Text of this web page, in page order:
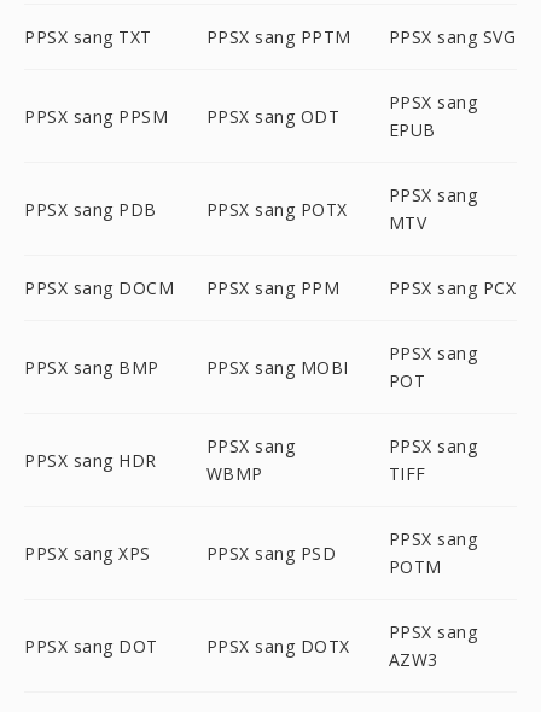
PPSX sang TXT PPSX sang PPTM PPSX sang SVG
PPSX sang PPSM PPSX sang ODT
PPSX sang
EPUB
PPSX sang PDB PPSX sang POTX
PPSX sang
MTV
PPSX sang DOCM PPSX sang PPM PPSX sang PCX
PPSX sang BMP PPSX sang MOBI
PPSX sang
POT
PPSX sang HDR
PPSX sang
WBMP
PPSX sang
TIFF
PPSX sang XPS PPSX sang PSD
PPSX sang
POTM
PPSX sang DOT PPSX sang DOTX
PPSX sang
AZW3